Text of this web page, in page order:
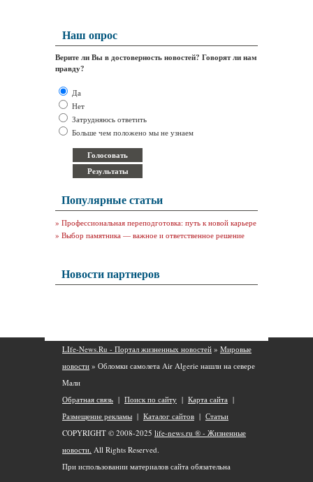
Наш опрос
Верите ли Вы в достоверность новостей? Говорят ли нам
правду?
Да
Нет
Затрудняюсь ответить
Больше чем положено мы не узнаем
Популярные статьи
» Профессиональная переподготовка: путь к новой карьере
» Выбор памятника — важное и ответственное решение
Новости партнеров
LIfe-News.Ru - Портал жизненных новостей » Мировые
новости » Обломки самолета Air Algerie нашли на севере
Мали
Обратная связь | Поиск по сайту | Карта сайта |
Размещение рекламы | Каталог сайтов | Статьи
COPYRIGHT © 2008-2025 life-news.ru ® - Жизненные
новости. All Rights Reserved.
При использовании материалов сайта обязательна